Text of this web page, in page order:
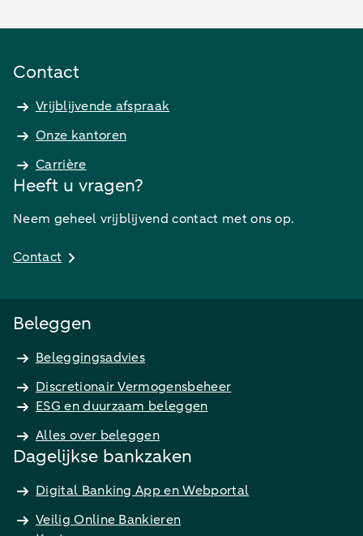
Contact
Vrijblijvende afspraak
Onze kantoren
Carrière
Heeft u vragen?
Neem geheel vrijblijvend contact met ons op.
Contact
Beleggen
Beleggingsadvies
Discretionair Vermogensbeheer
ESG en duurzaam beleggen
Alles over beleggen
Dagelijkse bankzaken
Digital Banking App en Webportal
Veilig Online Bankieren